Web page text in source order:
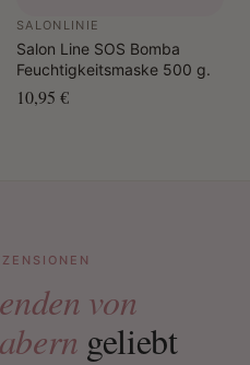
SALONLINIE
Salon Line SOS Bomba
Feuchtigkeitsmaske 500 g.
10,95 €
von
geliebt